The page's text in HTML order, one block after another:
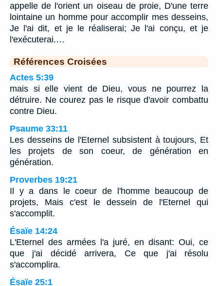
appelle de l'orient un oiseau de proie, D'une terre
lointaine un homme pour accomplir mes desseins,
Je l'ai dit, et je le réaliserai; Je l'ai conçu, et je
l'exécuterai.…
Références Croisées
Actes 5:39
mais si elle vient de Dieu, vous ne pourrez la
détruire. Ne courez pas le risque d'avoir combattu
contre Dieu.
Psaume 33:11
Les desseins de l'Eternel subsistent à toujours, Et
les projets de son coeur, de génération en
génération.
Proverbes 19:21
Il y a dans le coeur de l'homme beaucoup de
projets, Mais c'est le dessein de l'Eternel qui
s'accomplit.
Ésaïe 14:24
L'Eternel des armées l'a juré, en disant: Oui, ce
que j'ai décidé arrivera, Ce que j'ai résolu
s'accomplira.
Ésaïe 25:1